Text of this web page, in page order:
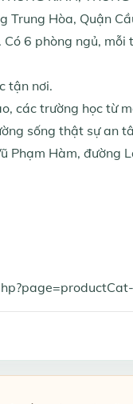
Trung Hòa, Quận
6 phòng ngủ,
tận nơi.
các trường học từ
sống thật sự an
Phạm Hàm, đường